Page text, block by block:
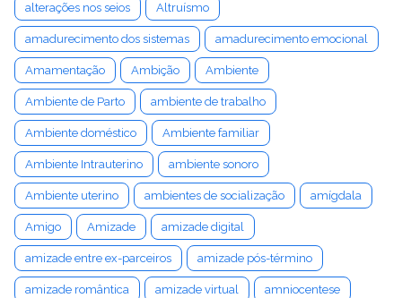
alterações nos seios Altruísmo
amadurecimento dos sistemas amadurecimento emocional
Amamentação Ambição Ambiente
Ambiente de Parto ambiente de trabalho
Ambiente doméstico Ambiente familiar
Ambiente Intrauterino ambiente sonoro
Ambiente uterino ambientes de socialização amígdala
Amigo Amizade amizade digital
amizade entre ex-parceiros amizade pós-término
amizade romântica amizade virtual amniocentese